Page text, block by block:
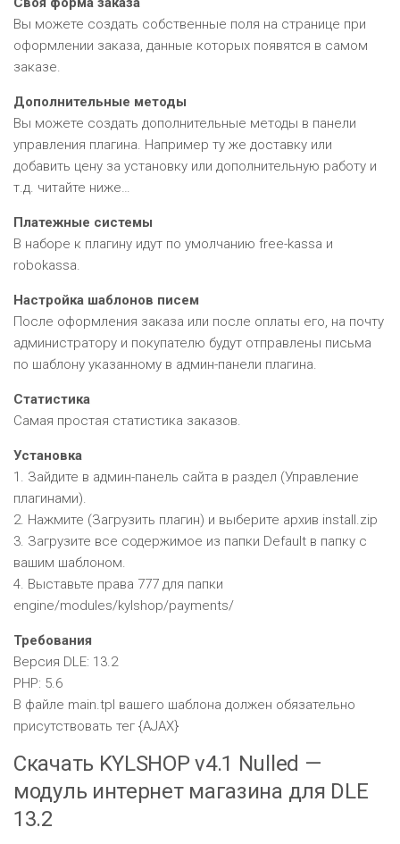
Вы можете создать собственные поля на странице при
оформлении заказа, данные которых появятся в самом
заказе.
Дополнительные методы
Вы можете создать дополнительные методы в панели
управления плагина. Например ту же доставку или
добавить цену за установку или дополнительную работу и
т.д. читайте ниже…
Платежные системы
В наборе к плагину идут по умолчанию free-kassa и
robokassa.
Настройка шаблонов писем
После оформления заказа или после оплаты его, на почту
администратору и покупателю будут отправлены письма
по шаблону указанному в админ-панели плагина.
Статистика
Самая простая статистика заказов.
Установка
1. Зайдите в админ-панель сайта в раздел (Управление
плагинами).
2. Нажмите (Загрузить плагин) и выберите архив install.zip
3. Загрузите все содержимое из папки Default в папку с
вашим шаблоном.
4. Выставьте права 777 для папки
engine/modules/kylshop/payments/
Требования
Версия DLE: 13.2
PHP: 5.6
В файле main.tpl вашего шаблона должен обязательно
присутствовать тег {AJAX}
Скачать KYLSHOP v4.1 Nulled —
модуль интернет магазина для DLE
13.2